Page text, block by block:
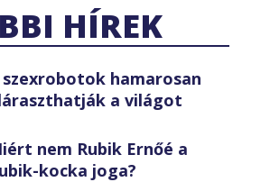
HÍREK
szexrobotok hamarosan
a világot
nem Rubik Ernőé a
kocka joga?